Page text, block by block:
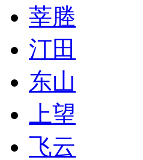
莘塍
汀田
东山
上望
飞云